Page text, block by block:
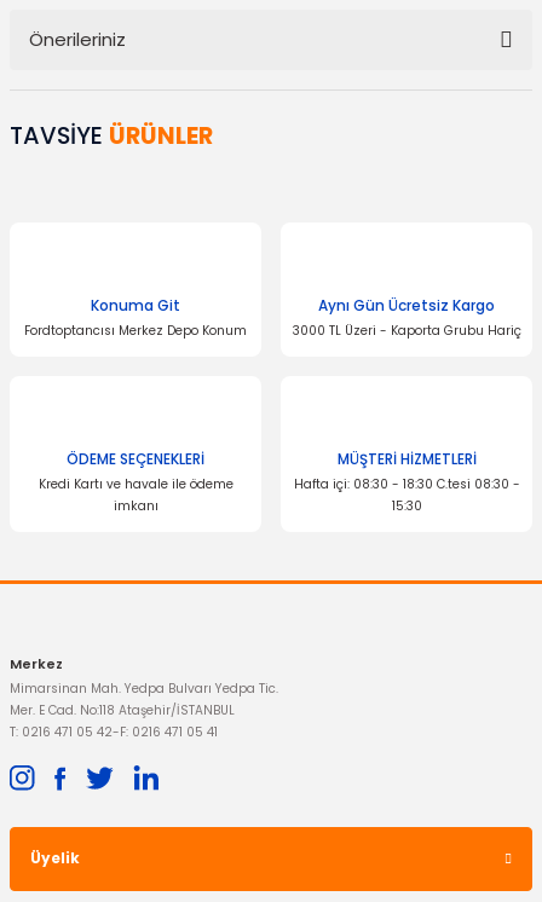
Önerileriniz
konularda yetersiz gördüğünüz noktaları öneri formunu kullanarak
tarafımıza iletebilirsiniz.
Ürün bilgilerinde hatalar bulunuyor.
Ürün fiyatı diğer sitelerden daha pahalı.
TAVSİYE ÜRÜNLER
OTOSAN
TÜKENDİ
Konuma Git
Fordtoptancısı Merkez Depo Konum
Aynı Gün Ücretsiz Kargo
3000 TL Üzeri - Kaporta Grubu Hariç
ÖDEME SEÇENEKLERİ
Kredi Kartı ve havale ile ödeme
imkanı
MÜŞTERİ HİZMETLERİ
Hafta içi: 08:30 - 18:30 C.tesi 08:30 -
15:30
Merkez
Mimarsinan Mah. Yedpa Bulvarı Yedpa Tic.
Mer. E Cad. No:118 Ataşehir/İSTANBUL
T: 0216 471 05 42-F: 0216 471 05 41
Üyelik